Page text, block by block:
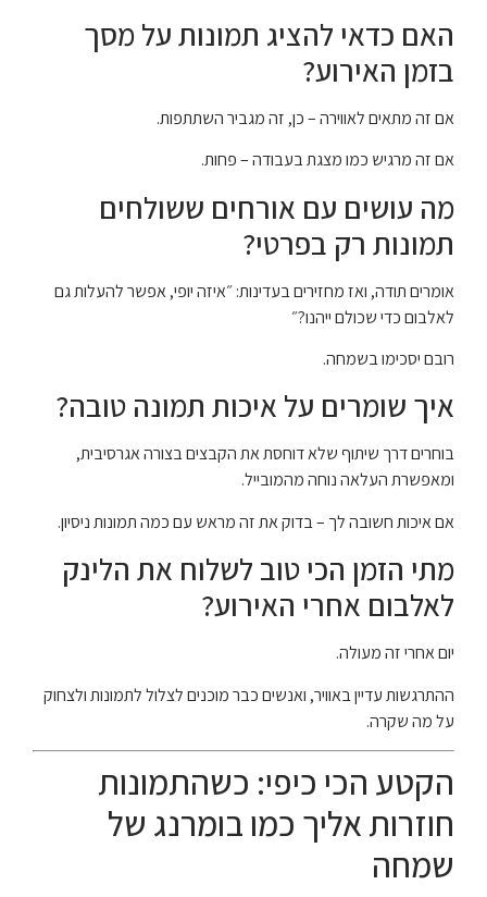
האם כדאי להציג תמונות על מסך
בזמן האירוע?
אם זה מתאים לאווירה – כן, זה מגביר השתתפות.
אם זה מרגיש כמו מצגת בעבודה – פחות.
מה עושים עם אורחים ששולחים
תמונות רק בפרטי?
אומרים תודה, ואז מחזירים בעדינות: ״איזה יופי, אפשר להעלות גם
לאלבום כדי שכולם ייהנו?״
רובם יסכימו בשמחה.
איך שומרים על איכות תמונה טובה?
בוחרים דרך שיתוף שלא דוחסת את הקבצים בצורה אגרסיבית,
ומאפשרת העלאה נוחה מהמובייל.
אם איכות חשובה לך – בדוק את זה מראש עם כמה תמונות ניסיון.
מתי הזמן הכי טוב לשלוח את הלינק
לאלבום אחרי האירוע?
יום אחרי זה מעולה.
ההתרגשות עדיין באוויר, ואנשים כבר מוכנים לצלול לתמונות ולצחוק
על מה שקרה.
הקטע הכי כיפי: כשהתמונות
חוזרות אליך כמו בומרנג של
שמחה